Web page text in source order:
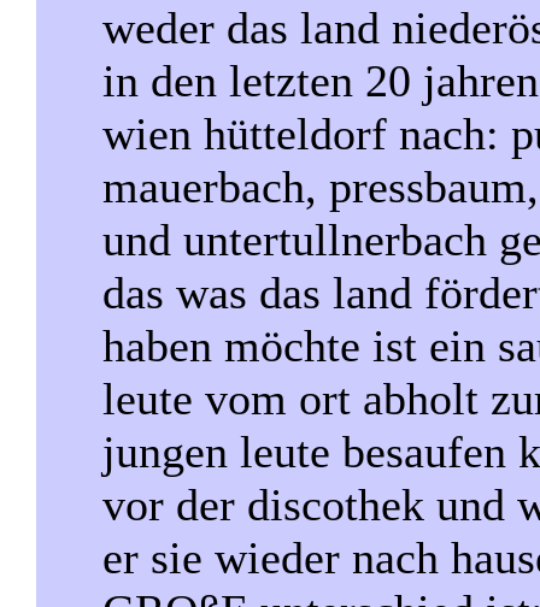
weder das land
in den letzten 20
wien hütteldorf nach:
mauerbach,
und untertullnerbach
das was das land
haben möchte ist ein
leute vom ort abholt
jungen leute besaufen
vor der discothek und
er sie wieder nach